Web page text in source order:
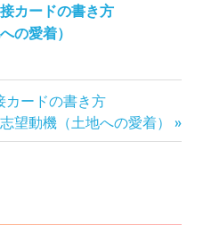
カードの書き方
の愛着）
カードの書き方
望動機（土地への愛着）